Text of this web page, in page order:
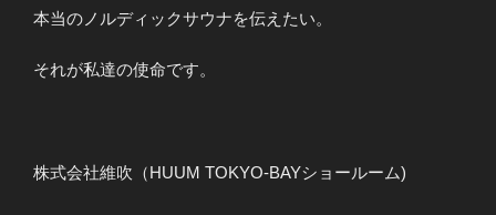
本当のノルディックサウナを伝えたい。
それが私達の使命です。
株式会社維吹（HUUM TOKYO-BAYショールーム)